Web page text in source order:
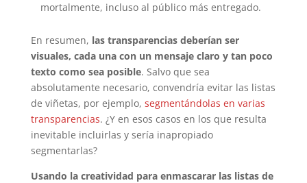
mortalmente, incluso al público más entregado.
En resumen, las transparencias deberían ser
visuales, cada una con un mensaje claro y tan poco
texto como sea posible. Salvo que sea
absolutamente necesario, convendría evitar las listas
de viñetas, por ejemplo, segmentándolas en varias
transparencias. ¿Y en esos casos en los que resulta
inevitable incluirlas y sería inapropiado
segmentarlas?
Usando la creatividad para enmascarar las listas de